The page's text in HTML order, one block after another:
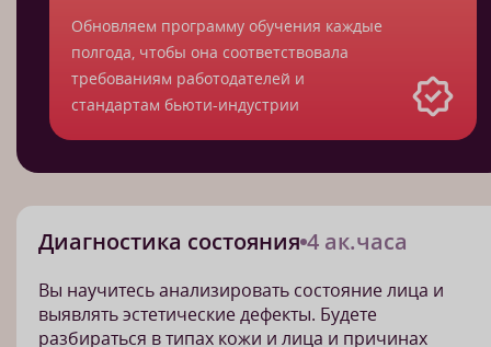
Обновляем программу обучения каждые
полгода, чтобы она соответствовала
требованиям работодателей и
стандартам бьюти-индустрии
Диагностика состояния 4 ак.часа
Вы научитесь анализировать состояние лица и
выявлять эстетические дефекты. Будете
разбираться в типах кожи и лица и причинах